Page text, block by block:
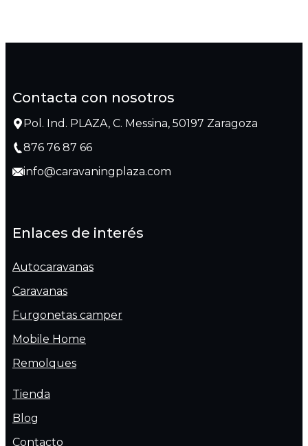
Contacta con nosotros
Pol. Ind. PLAZA, C. Messina, 50197 Zaragoza
876 76 87 66
info@caravaningplaza.com
Enlaces de interés
Autocaravanas
Caravanas
Furgonetas camper
Mobile Home
Remolques
Tienda
Blog
Contacto